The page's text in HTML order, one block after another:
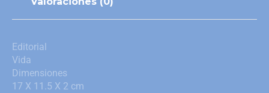
Editorial
Vida
Dimensiones
17 X 11.5 X 2 cm